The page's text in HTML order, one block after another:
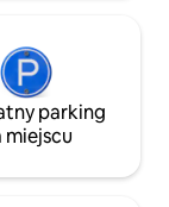
parking
miejscu